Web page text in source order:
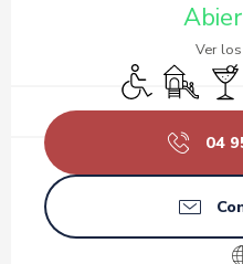
Ver
Acceso para
JuegosBar
04